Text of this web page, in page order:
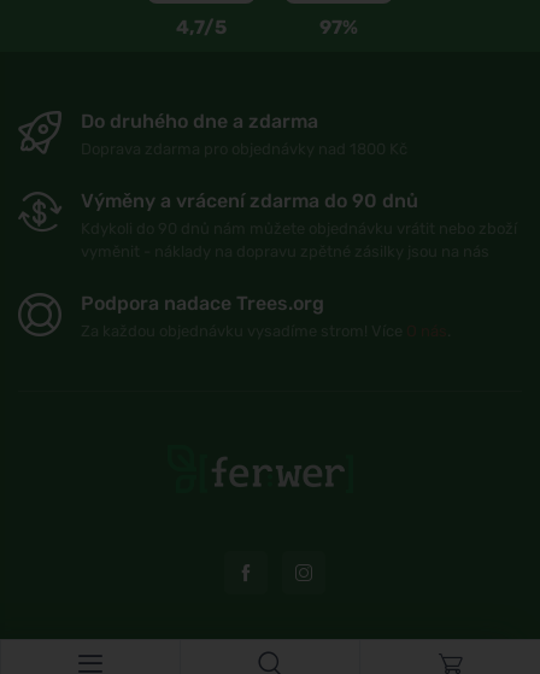
4,7/5 97%
Do druhého dne a zdarma
Výměny a vrácení zdarma do 90 dnů
Podpora nadace Trees.org